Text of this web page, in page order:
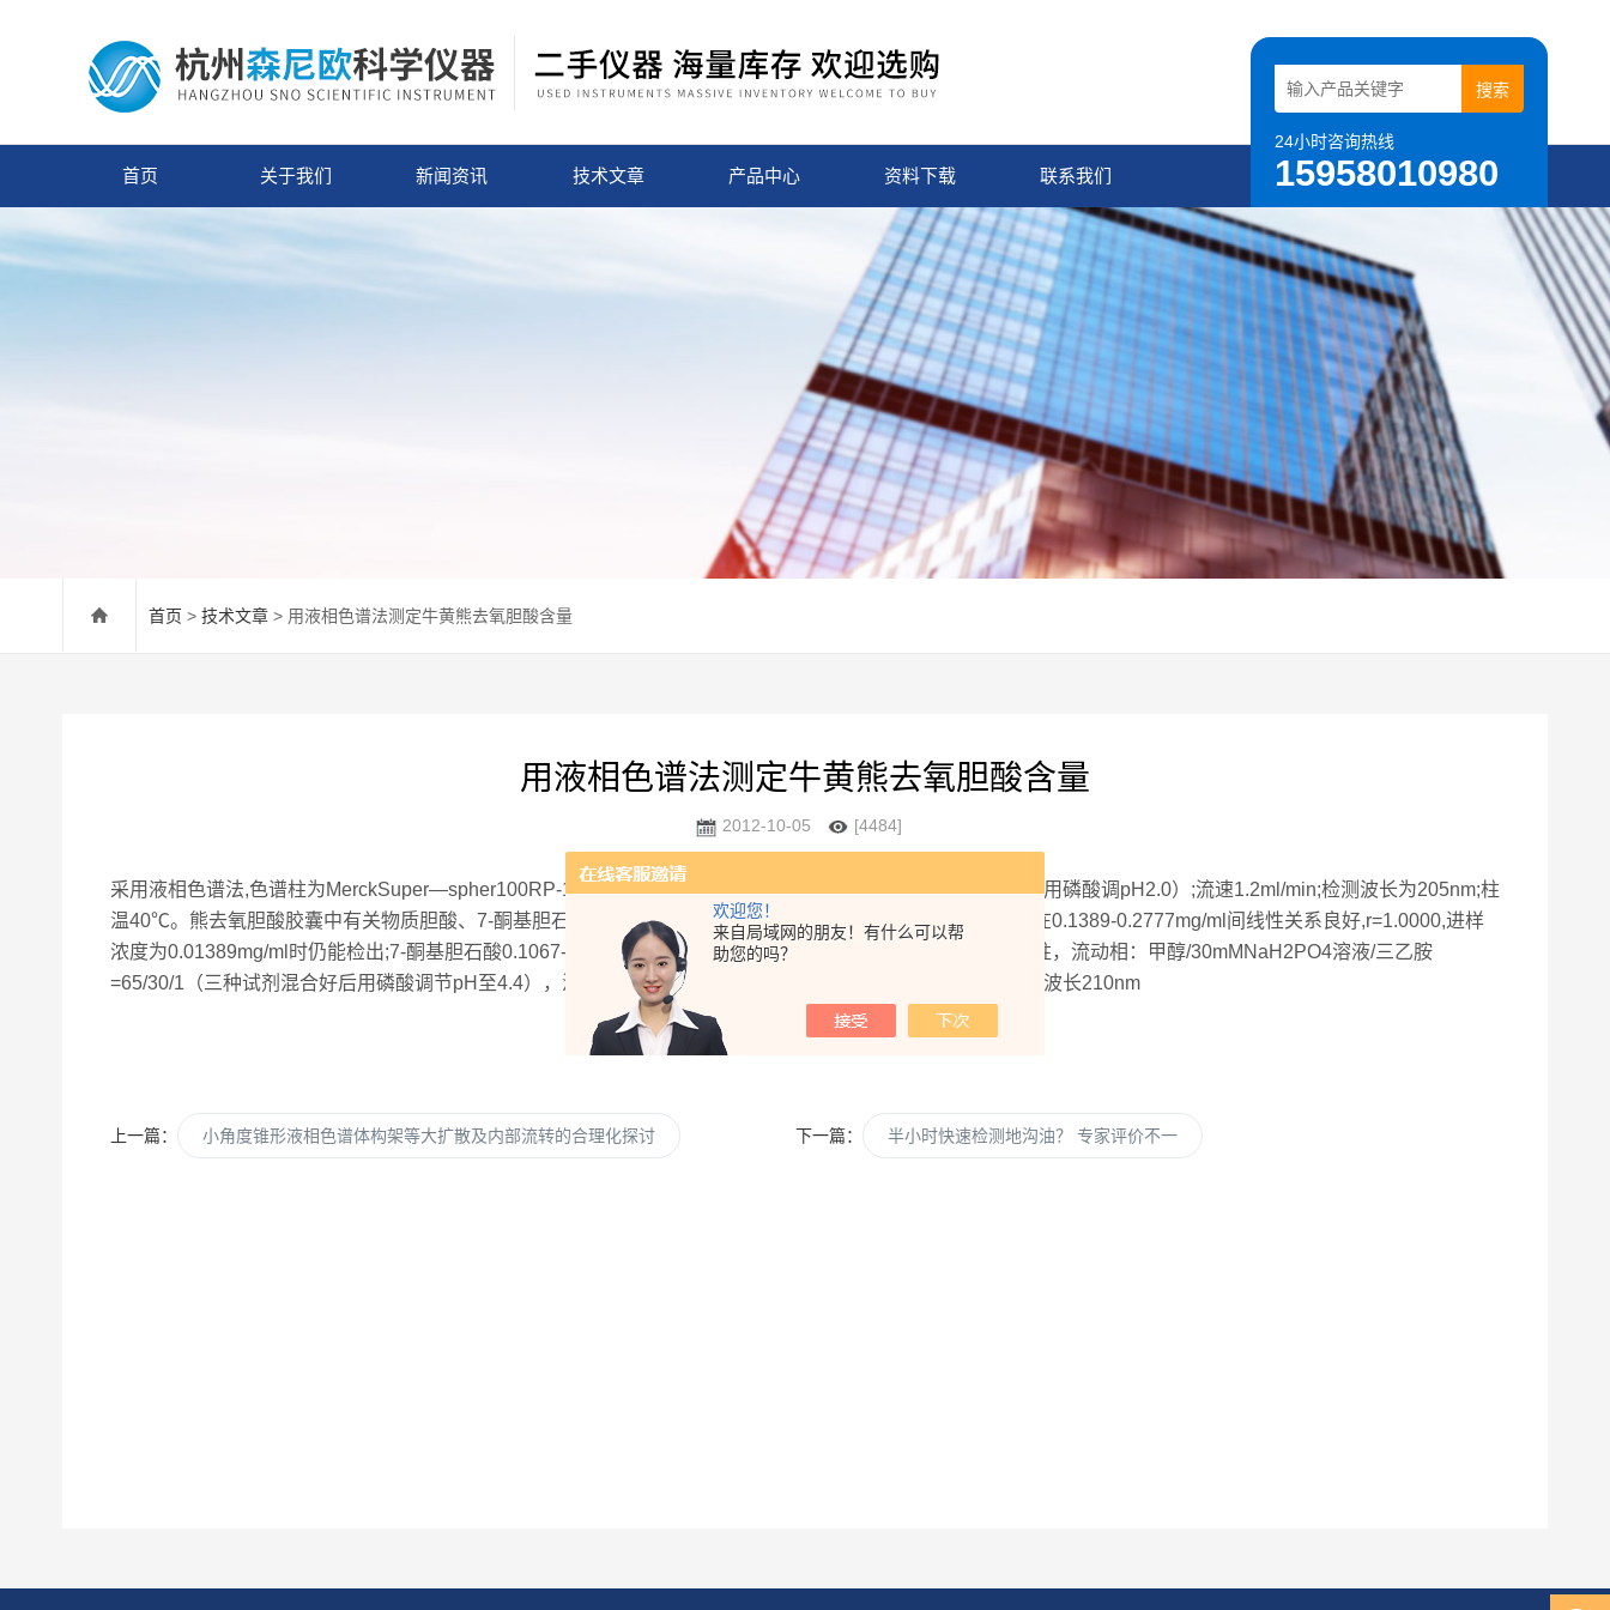
欢迎您！
来自局域网的朋友！有什么可以帮
助您的吗？
24小时咨询热线
15958010980
首页 关于我们 新闻资讯 技术文章 产品中心 资料下载 联系我们
首页 > 技术文章 > 用液相色谱法测定牛黄熊去氧胆酸含量
用液相色谱法测定牛黄熊去氧胆酸含量
2012-10-05 [4484]
采用液相色谱法,色谱柱为MerckSuper—spher100RP-18;流动相为乙腈-0.001mol/L磷酸二氢钾溶液（50:50）（用磷酸调pH2.0）;流速1.2ml/min;检测波长为205nm;柱
温40℃。熊去氧胆酸胶囊中有关物质胆酸、7-酮基胆石酸、鹅去氧胆酸、胆石酸在25min内洗脱并*分离。胆酸在0.1389-0.2777mg/ml间线性关系良好,r=1.0000,进样
浓度为0.01389mg/ml时仍能检出;7-酮基胆石酸0.1067-0.2135mg/ml间线性关系良好,r=1.000 。VertexC18色谱柱，流动相：甲醇/30mMNaH2PO4溶液/三乙胺
=65/30/1（三种试剂混合好后用磷酸调节pH至4.4），温度：室温22℃，流速1.0ml/min，UV2000紫外检测器的波长210nm
上一篇： 小角度锥形液相色谱体构架等大扩散及内部流转的合理化探讨 下一篇： 半小时快速检测地沟油？ 专家评价不一